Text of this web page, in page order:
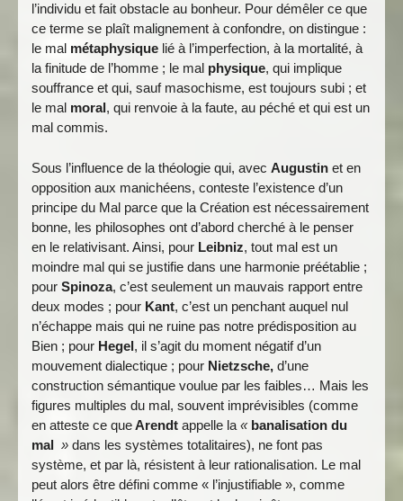
l’individu et fait obstacle au bonheur. Pour démêler ce que
ce terme se plaît malignement à confondre, on distingue :
le mal métaphysique lié à l’imperfection, à la mortalité, à
la finitude de l’homme ; le mal physique, qui implique
souffrance et qui, sauf masochisme, est toujours subi ; et
le mal moral, qui renvoie à la faute, au péché et qui est un
mal commis.
Sous l’influence de la théologie qui, avecAugustin et en
opposition aux manichéens, conteste l’existence d’un
principe du Mal parce que la Création est nécessairement
bonne, les philosophes ont d’abord cherché à le penser
en le relativisant. Ainsi, pour Leibniz, tout mal est un
moindre mal qui se justifie dans une harmonie préétablie ;
pourSpinoza, c’est seulement un mauvais rapport entre
deux modes ; pour Kant, c’est un penchant auquel nul
n’échappe mais qui ne ruine pas notre prédisposition au
Bien ; pour Hegel, il s’agit du moment négatif d’un
mouvement dialectique ; pour Nietzsche, d’une
construction sémantique voulue par les faibles… Mais les
figures multiples du mal, souvent imprévisibles (comme
en atteste ce queArendtappelle la« banalisation du
mal » dans les systèmes totalitaires), ne font pas
système, et par là, résistent à leur rationalisation. Le mal
peut alors être défini comme « l’injustifiable », comme